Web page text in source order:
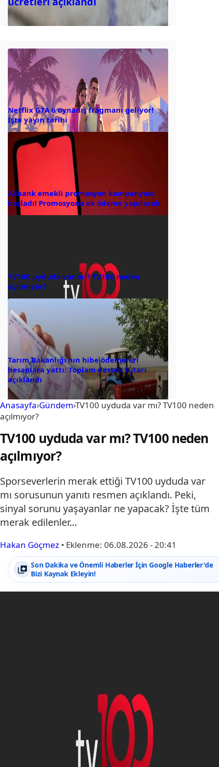
Netflix GTA 6 oynanış fragmanı geliyor!
İşte yayın tarihi
Akbank emekli promosyon kampanyası
başladı! Promosyona ek ödeme yapılacak
TV100 uyduda var mı? TV100 neden
açılmıyor?
Tarım Bakanlığı’nın hibe ödemeleri
hesaplara yattı: Toplam destek tutarı
açıklandı
Anasayfa›Gündem›TV100 uyduda var mı? TV100 neden
açılmıyor?
TV100 uyduda var mı? TV100 neden
açılmıyor?
Sporseverlerin merak ettiği TV100 uyduda var
mı sorusunun yanıtı resmen açıklandı. Peki,
sinyal sorunu yaşayanlar ne yapacak? İşte tüm
merak edilenler…
Hakan Göçmez • Eklenme: 06.08.2026 - 20:41
Son Dakika ve Önemli Haberler İçin Google Haberler'de
Bizi Kaynak Ekleyin!